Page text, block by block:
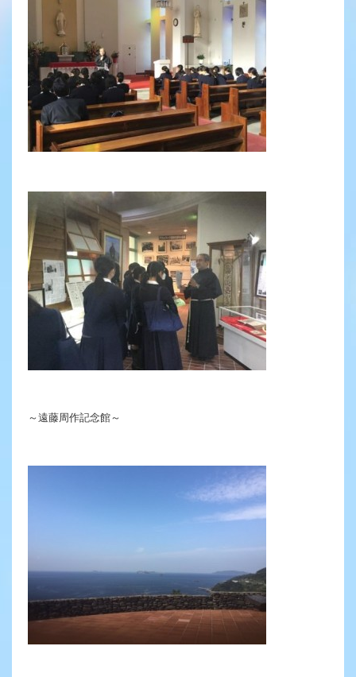
～遠藤周作記念館～
2027年度 入試について
帰国子女・転編入試験募集要項
入学金・学費
特待生・学費減免制度
入試イベント情報
進路実績
推薦制度
進路指導